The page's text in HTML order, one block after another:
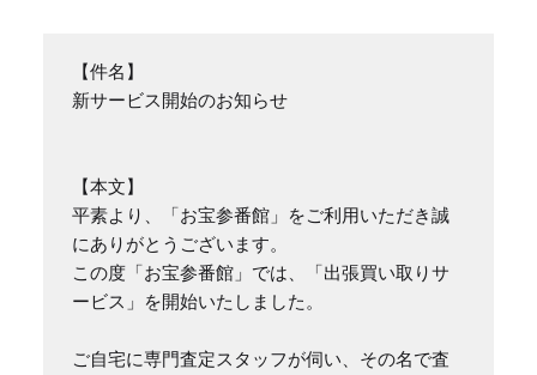
【件名】
新サービス開始のお知らせ
【本文】
平素より、「お宝参番館」をご利用いただき誠
にありがとうございます。
この度「お宝参番館」では、「出張買い取りサ
ービス」を開始いたしました。
ご自宅に専門査定スタッフが伺い、その名で査